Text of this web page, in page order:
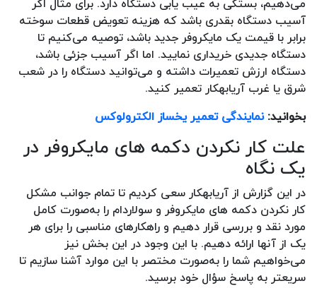
آسیب دستگاه بقدری باشد که هزینه تعویض قطعات سوخته
برابر با قیمت یک مایکروفر جدید باشد، توصیه می‌کنیم تا
دستگاه جدیدی خریداری نمایید. اما اگر آسیب جزئی باشد،
دستگاه ارزش تعمیرات داشته و می‌توانید دستگاه را در شعب
شرق یا غرب آریابهکار تعمیر کنید.
بخوانید:نمایندگی تعمیر یخساز الکترولوکس
علت کار نکردن دکمه های مایکروفر در
یک نگاه
در این گزارش از آریابهکار سعی کردیم تا تمام جوانب مشکل
کار نکردن دکمه های مایکروفر و سولاردام را به‌صورت کامل
مورد نقد و بررسی قرار دهیم و راهکارهای مناسبی را برای هر
یک از آنها ارائه دهیم. با این وجود در این بخش نیز
می‌خواهیم شما را به‌صورت مختصر با این موارد آشنا سازیم تا
سریعتر به پاسخ سؤال خود برسید.